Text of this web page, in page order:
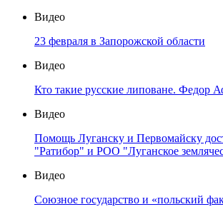
Видео
23 февраля в Запорожской области
Видео
Кто такие русские липоване. Федор
Видео
Помощь Луганску и Первомайску
"Ратибор" и РОО "Луганское
Видео
Союзное государство и «польский